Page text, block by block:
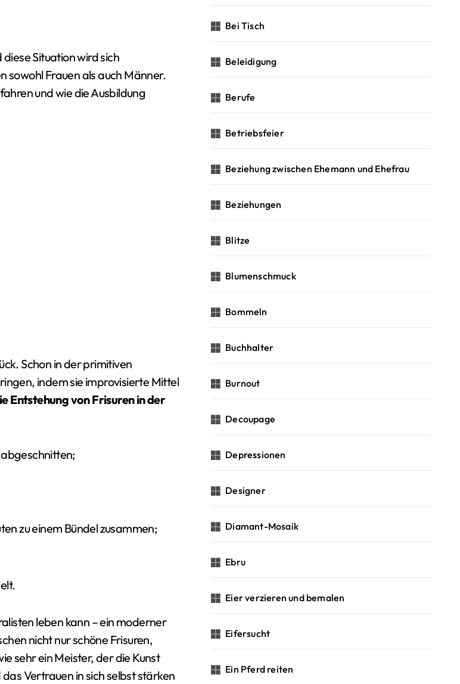
Situation wird sich
sowohl Frauen als auch Männer.
und wie die Ausbildung
Schon in der primitiven
indem sie improvisierte Mittel
Entstehung von Frisuren in der
zu einem Bündel zusammen;
leben kann – ein moderner
nicht nur schöne Frisuren,
sehr ein Meister, der die Kunst
Vertrauen in sich selbst stärken
Bei Tisch
Beleidigung
Berufe
Betriebsfeier
Beziehung zwischen Ehemann und Ehefrau
Beziehungen
Blitze
Blumenschmuck
Bommeln
Buchhalter
Burnout
Decoupage
Depressionen
Designer
Diamant-Mosaik
Ebru
Eier verzieren und bemalen
Eifersucht
Ein Pferd reiten